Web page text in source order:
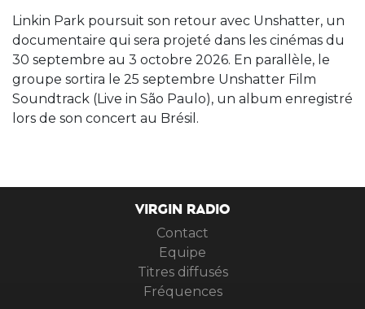
Linkin Park poursuit son retour avec Unshatter, un
documentaire qui sera projeté dans les cinémas du
30 septembre au 3 octobre 2026. En parallèle, le
groupe sortira le 25 septembre Unshatter Film
Soundtrack (Live in São Paulo), un album enregistré
lors de son concert au Brésil.
VIRGIN RADIO
Contact
Equipe
Titres diffusés
Fréquences